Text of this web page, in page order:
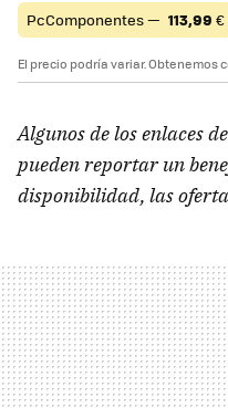
PcComponentes — 113,99 €
El precio podría variar. Obtenemos
Algunos de los enlaces
pueden reportar un
disponibilidad, las